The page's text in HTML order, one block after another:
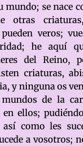
mundo; se nace
otras
veros;
he aquí
del Reino,
criaturas,
y ninguna os
de la
en ellos;
como les
a vosotros;